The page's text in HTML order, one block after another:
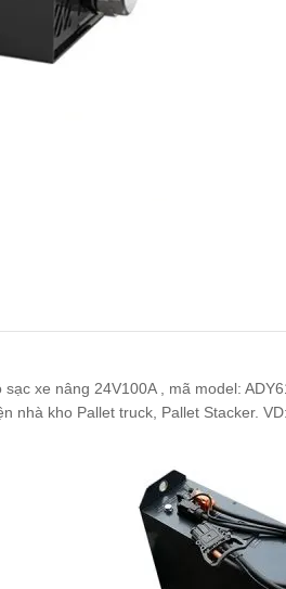
sạc xe nâng 24V100A , mã model:
nhà kho Pallet truck, Pallet Stacker.